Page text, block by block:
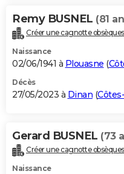
Remy BUSNEL (81
Créer une cagnotte obsèques
Naissance
02/06/1941 à Plouasne (
Décès
27/05/2023 à Dinan (
Gerard BUSNEL (73
Créer une cagnotte obsèques
Naissance